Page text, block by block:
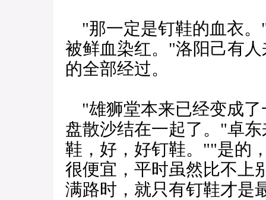
"那一定是钉鞋的血衣。
被鲜血染红。"洛阳己有
的全部经过。
"雄狮堂本来已经变成了
盘散沙结在一起了。"卓
鞋，好，好钉鞋。""是的
很便宜，平时虽然比不上
满路时，就只有钉鞋才是